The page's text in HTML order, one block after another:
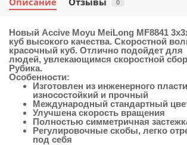
0
Новый Accive Moyu MeiLong MF8841
куб высокого качества. Скоростной
красочный куб. Отлично подойдет для
людей, увлекающимся скоростной
Рубика.
Особенности:
Изготовлен из инженерного
износостойкий и прочный
Международный стандартный
Улучшена скорость вращения
Полностью симметричная
Регулировочные скобы, легко
под себя